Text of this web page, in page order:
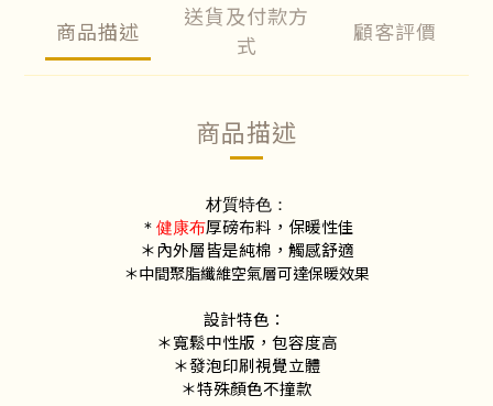
商品描述
送貨及付款方
式
顧客評價
商品描述
材質特色：
＊ 健康布厚磅布料，保暖性佳
＊內外層皆是純棉，觸感舒適
＊中間聚脂纖維空氣層可達保暖效果
設計特色：
＊寬鬆中性版，包容度高
＊發泡印刷視覺立體
＊特殊顏色不撞款